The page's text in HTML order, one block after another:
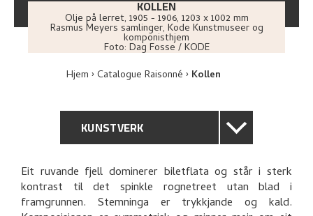
KOLLEN
Olje på lerret, 1905 - 1906, 1203 x 1002 mm
Rasmus Meyers samlinger, Kode Kunstmuseer og
komponisthjem
Foto: Dag Fosse / KODE
Hjem Catalogue Raisonné Kollen
KUNSTVERK
GENERELL BESKRIVELSE
TEKNISK INFORMASJON
Eit ruvande fjell dominerer biletflata og står i sterk
kontrast til det spinkle rognetreet utan blad i
framgrunnen. Stemninga er trykkjande og kald.